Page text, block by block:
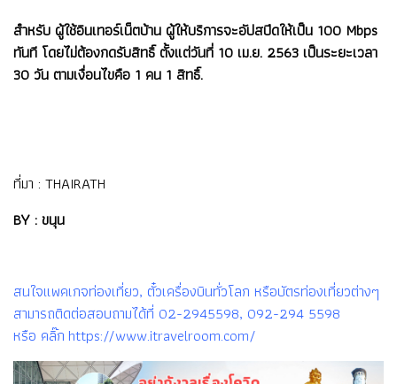
สำหรับ ผู้ใช้อินเทอร์เน็ตบ้าน ผู้ให้บริการจะอัปสปีดให้เป็น 100 Mbps
ทันที โดยไม่ต้องกดรับสิทธิ์ ตั้งแต่วันที่ 10 เม.ย. 2563 เป็นระยะเวลา
30 วัน ตามเงื่อนไขคือ 1 คน 1 สิทธิ์.
ที่มา : THAIRATH
BY : ขนุน
สนใจแพคเกจท่องเที่ยว, ตั๋วเครื่องบินทั่วโลก หรือบัตรท่องเที่ยวต่างๆ
สามารถติดต่อสอบถามได้ที่ 02-2945598, 092-294 5598
หรือ คลิ๊ก https://www.itravelroom.com/